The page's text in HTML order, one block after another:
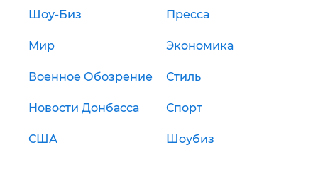
Шоу-Биз Пресса
Мир Экономика
Военное Обозрение Стиль
Новости Донбасса Спорт
США Шоубиз